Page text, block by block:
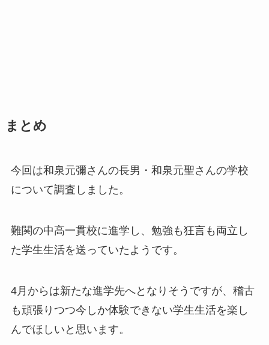
まとめ
今回は和泉元彌さんの長男・和泉元聖さんの学校
について調査しました。
難関の中高一貫校に進学し、勉強も狂言も両立し
た学生生活を送っていたようです。
4月からは新たな進学先へとなりそうですが、稽古
も頑張りつつ今しか体験できない学生生活を楽し
んでほしいと思います。